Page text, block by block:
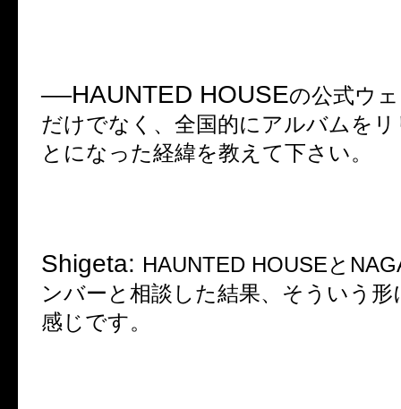
──HAUNTED HOUSEの公式ウ
だけでなく、全国的にアルバムを
とになった経緯を教えて下さい。
Shigeta: HAUNTED HOUSEと
ンバーと相談した結果、そういう
感じです。